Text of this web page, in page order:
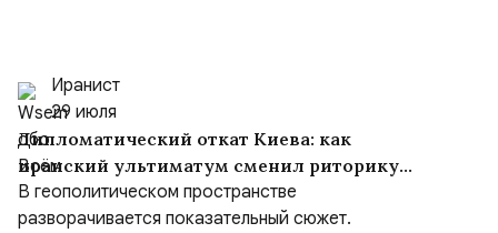
Иранист
29 июля
Дипломатический откат Киева: как
иранский ультиматум сменил риторику
Зеленского
В геополитическом пространстве
разворачивается показательный сюжет.